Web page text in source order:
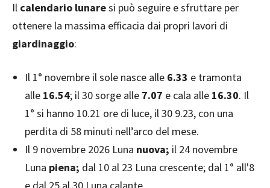
Il calendario lunaresi può seguire e sfruttare per
ottenere la massima efficacia dai propri lavori di
giardinaggio:
Il 1° novembre il sole nasce alle 6.33 e tramonta
alle 16.54; il 30 sorge alle 7.07 e cala alle 16.30. Il
1° si hanno 10.21 ore di luce, il 30 9.23, con una
perdita di 58 minuti nell’arco del mese.
Il 9 novembre 2026 Luna nuova; il 24 novembre
Luna piena; dal 10 al 23 Luna crescente; dal 1° all'8